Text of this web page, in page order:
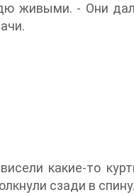
живыми. - Они
какие-то
сзади в